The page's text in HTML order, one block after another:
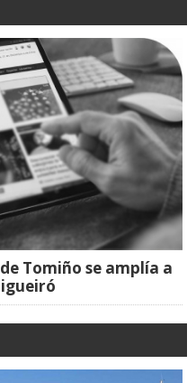
Tomiño se amplía a